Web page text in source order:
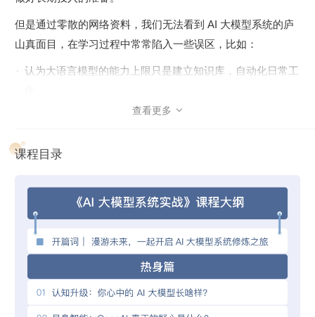
但是通过零散的网络资料，我们无法看到 AI 大模型系统的庐
山真面目，在学习过程中常常陷入一些误区，比如：
认为大语言模型的能力上限只是建立知识库，自动化日常工
误以为 AIGC 大模型是横空出世的突破式创新
把 Langchain 和 AutoGPT 当成真正的 LLM 系统。
求。
……
那么事实究竟是怎样的？还需要我们快速建立对 AI 大模型系
统的整体认识，尤其是当下正在加速建设的工业级 AI 大模
型。为此，我们邀请了 Tyler 老师开设这门课程，他将结合自
查看更多 
课程目录